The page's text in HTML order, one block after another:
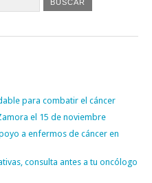
para combatir el cáncer
el 15 de noviembre
a enfermos de cáncer en
consulta antes a tu oncólogo